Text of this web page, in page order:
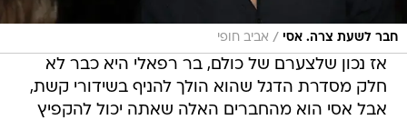
חבר לשעת צרה. אסי / אביב חופי
אז נכון שלצערם של כולם, בר רפאלי היא כבר לא
חלק מסדרת הדגל שהוא הולך להניף בשידורי קשת,
אבל אסי הוא מהחברים האלה שאתה יכול להקפיץ